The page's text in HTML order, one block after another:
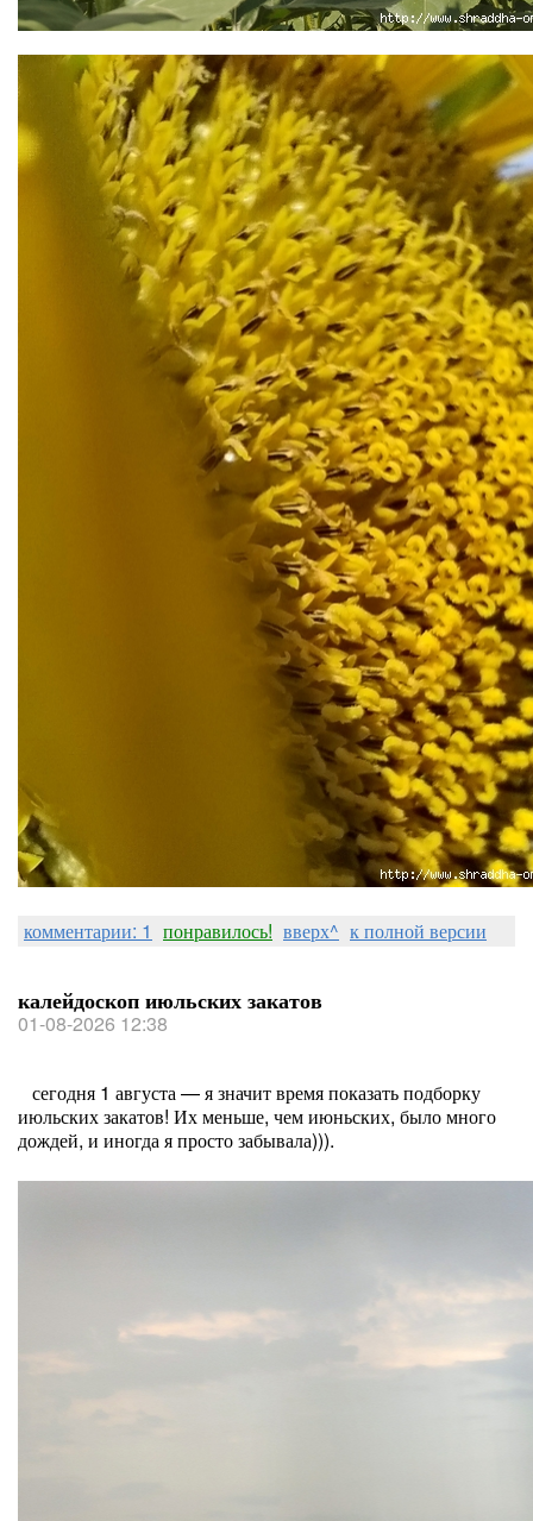
комментарии: 1 понравилось! вверх^ к полной версии
калейдоскоп июльских закатов
01-08-2026 12:38
сегодня 1 августа — я значит время показать подборку
июльских закатов! Их меньше, чем июньских, было много
дождей, и иногда я просто забывала))).